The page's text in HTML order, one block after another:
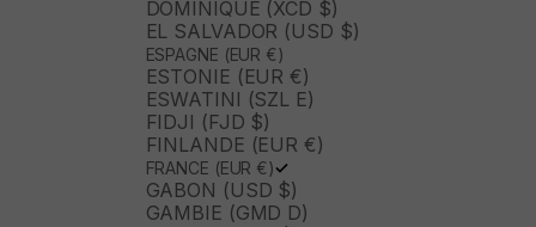
DOMINIQUE (XCD $)
EL SALVADOR (USD $)
ESPAGNE (EUR €)
ESTONIE (EUR €)
ESWATINI (SZL E)
FIDJI (FJD $)
FINLANDE (EUR €)
FRANCE (EUR €)
GABON (USD $)
GAMBIE (GMD D)